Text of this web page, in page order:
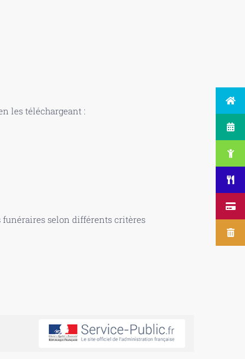
les téléchargeant :
funéraires selon différents critères